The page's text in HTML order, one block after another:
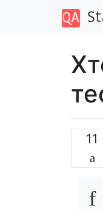
11